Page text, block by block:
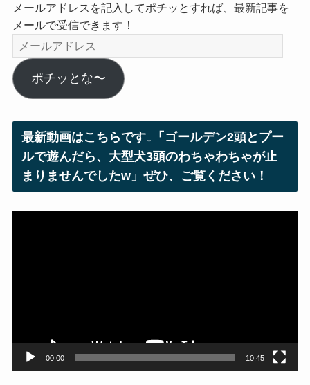
メールアドレスを記入してポチッとすれば、最新記事を
メールで受信できます！
メ
ー
ル
ア
ス
ポチッとな〜
最新動画はこちらです↓「ゴールデン2頭とプー
ルで遊んだら、大型犬3頭のわちゃわちゃが止
まりませんでしたw」ぜひ、ご覧ください！
00:00 10:45